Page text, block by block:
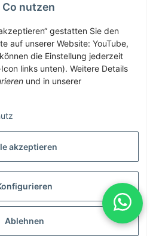
Anglerladen
Schinnerl
am Inn 5
am Inn
anglerladen.at
Mwst., exklusive Versand- &
nutzen
gestatten Sie den
auf unserer Website: YouTube,
die Einstellung jederzeit
links unten). Weitere Details
und in unserer
akzeptieren
Ablehnen